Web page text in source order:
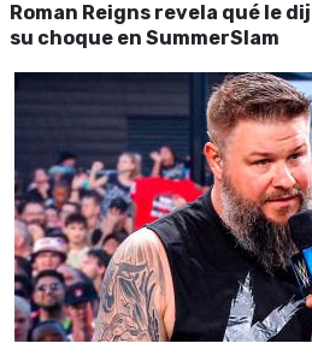
Roman Reigns revela qué le
su choque en SummerSlam